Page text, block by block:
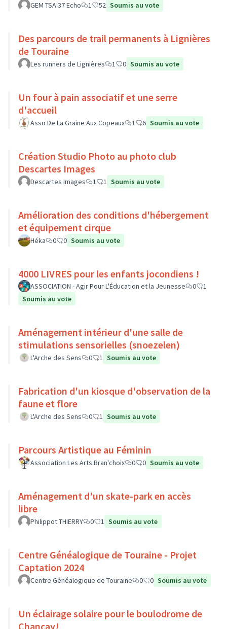
GEM TSA 37 Echo 1 52 Soumis au vote
Des parcours de trail permanents à Lignières
de Touraine
Les runners de Lignières 1 0 Soumis au vote
Un four à pain associatif et une serre
d'accueil
Asso De La Graine Aux Copeaux 1 6 Soumis au vote
Création Studio Photo au photo club
Descartes Images
Descartes Images 1 1 Soumis au vote
Amélioration des conditions d'hébergement
et équipement cirque
Héka 0 0 Soumis au vote
4000 LIVRES pour les enfants jocondiens !
ASSOCIATION - Agir Pour L'Éducation et la Jeunesse 0
1
Soumis au vote
Aménagement intérieur d'une salle de
stimulations sensorielles (snoezelen)
L'Arche des Sens 0 1 Soumis au vote
Fabrication d'un kiosque d'observation de la
faune et flore
L'Arche des Sens 0 1 Soumis au vote
Parcours Artistique au Féminin
Association Les Arts Bran'choix 0 0 Soumis au vote
Aménagement d'un skate-park en accès
libre
Philippot THIERRY 0 1 Soumis au vote
Centre Généalogique de Touraine - Projet
Captation 2024
Centre Généalogique de Touraine 0 0 Soumis au vote
Un éclairage solaire pour le boulodrome de
Chançay!